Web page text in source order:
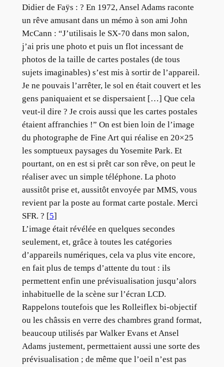
Didier de Faÿs : ? En 1972, Ansel Adams raconte
un rêve amusant dans un mémo à son ami John
McCann : “J’utilisais le SX-70 dans mon salon,
j’ai pris une photo et puis un flot incessant de
photos de la taille de cartes postales (de tous
sujets imaginables) s’est mis à sortir de l’appareil.
Je ne pouvais l’arrêter, le sol en était couvert et les
gens paniquaient et se dispersaient […] Que cela
veut-il dire ? Je crois aussi que les cartes postales
étaient affranchies !” On est bien loin de l’image
du photographe de Fine Art qui réalise en 20×25
les somptueux paysages du Yosemite Park. Et
pourtant, on en est si prêt car son rêve, on peut le
réaliser avec un simple téléphone. La photo
aussitôt prise et, aussitôt envoyée par MMS, vous
revient par la poste au format carte postale. Merci
SFR. ? [5]
L’image était révélée en quelques secondes
seulement, et, grâce à toutes les catégories
d’appareils numériques, cela va plus vite encore,
en fait plus de temps d’attente du tout : ils
permettent enfin une prévisualisation jusqu’alors
inhabituelle de la scène sur l’écran LCD.
Rappelons toutefois que les Rolleiflex bi-objectif
ou les châssis en verre des chambres grand format,
beaucoup utilisés par Walker Evans et Ansel
Adams justement, permettaient aussi une sorte des
prévisualisation ; de même que l’oeil n’est pas